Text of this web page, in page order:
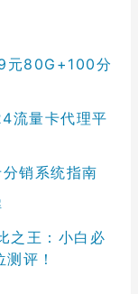
元80G+100分
流量卡代理平
销系统指南
之王：小白必
评！